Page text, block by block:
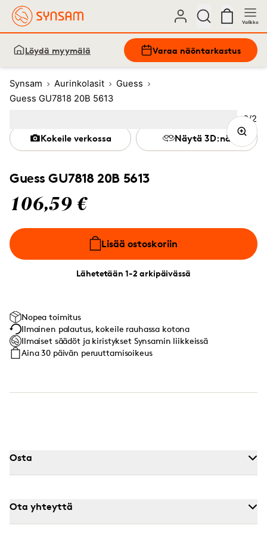
Valikko
Löydä myymälä Varaa näöntarkastus
Synsam Aurinkolasit
Guess
Guess GU7818 20B 5613
Guess GU7818 20B 5613
106,59 €
Lisää ostoskoriin
Lähetetään 1-2 arkipäivässä
Kokeile verkossa Näytä 3D:nä
Nopea toimitus
Ilmainen palautus, kokeile rauhassa kotona
Ilmaiset säädöt ja kiristykset Synsamin liikkeissä
Aina 30 päivän peruuttamisoikeus
Kuva
2/2
(Current image)
Osta
Ota yhteyttä